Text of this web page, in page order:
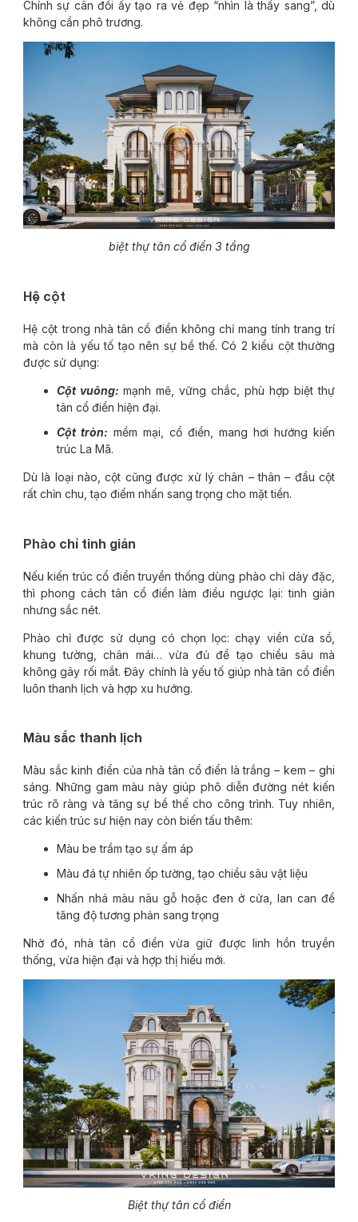
Chính sự cân đối ấy tạo ra vẻ đẹp “nhìn là thấy sang”, dù
không cần phô trương.
biệt thự tân cổ điển 3 tầng
Hệ cột
Hệ cột trong nhà tân cổ điển không chỉ mang tính trang trí
mà còn là yếu tố tạo nên sự bề thế. Có 2 kiểu cột thường
được sử dụng:
Cột vuông: mạnh mẽ, vững chắc, phù hợp biệt thự
tân cổ điển hiện đại.
Cột tròn: mềm mại, cổ điển, mang hơi hướng kiến
trúc La Mã.
Dù là loại nào, cột cũng được xử lý chân – thân – đầu cột
rất chỉn chu, tạo điểm nhấn sang trọng cho mặt tiền.
Phào chỉ tinh giản
Nếu kiến trúc cổ điển truyền thống dùng phào chỉ dày đặc,
thì phong cách tân cổ điển làm điều ngược lại: tinh giản
nhưng sắc nét.
Phào chỉ được sử dụng có chọn lọc: chạy viền cửa sổ,
khung tường, chân mái… vừa đủ để tạo chiều sâu mà
không gây rối mắt. Đây chính là yếu tố giúp nhà tân cổ điển
luôn thanh lịch và hợp xu hướng.
Màu sắc thanh lịch
Màu sắc kinh điển của nhà tân cổ điển là trắng – kem – ghi
sáng. Những gam màu này giúp phô diễn đường nét kiến
trúc rõ ràng và tăng sự bề thế cho công trình. Tuy nhiên,
các kiến trúc sư hiện nay còn biến tấu thêm:
Màu be trầm tạo sự ấm áp
Màu đá tự nhiên ốp tường, tạo chiều sâu vật liệu
Nhấn nhá màu nâu gỗ hoặc đen ở cửa, lan can để
tăng độ tương phản sang trọng
Nhờ đó, nhà tân cổ điển vừa giữ được linh hồn truyền
thống, vừa hiện đại và hợp thị hiếu mới.
Biệt thự tân cổ điển